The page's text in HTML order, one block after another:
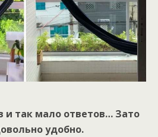
и так мало ответов… Зато
удобно.